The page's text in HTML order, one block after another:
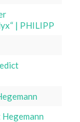
| PHILIPP